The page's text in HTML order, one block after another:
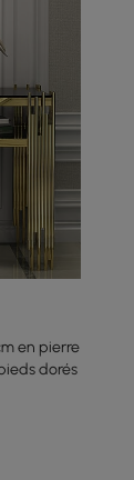
en pierre
dorés